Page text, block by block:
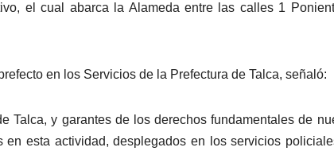
el cual abarca la Alameda entre las calles 1
en los Servicios de la Prefectura de Talca, señaló:
Talca, y garantes de los derechos fundamentales de
esta actividad, desplegados en los servicios